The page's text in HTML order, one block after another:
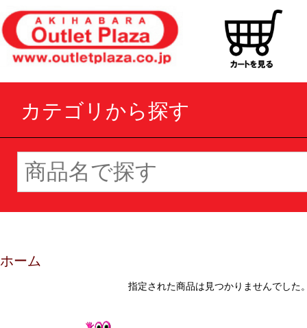
カテゴリから探す
ホーム
指定された商品は見つかりませんでした